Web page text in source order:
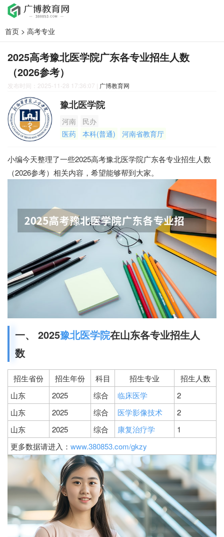
首页 > 高考专业
2025高考豫北医学院广东各专业招生人数
（2026参考）
发布时间：2025-11-28 17:36:07 | 广博教育网
豫北医学院
河南
民办
医药
本科(普通) 河南省教育厅
小编今天整理了一些2025高考豫北医学院广东各专业招生人数
（2026参考）相关内容，希望能够帮到大家。
一、 2025豫北医学院在山东各专业招生人
数
招生省份 招生年份 科目 招生专业
招生人数
山东
2025 综合 临床医学
2
山东
2025 综合 医学影像技术
2
山东
2025 综合 康复治疗学
1
更多数据请进入： www.380853.com/gkzy